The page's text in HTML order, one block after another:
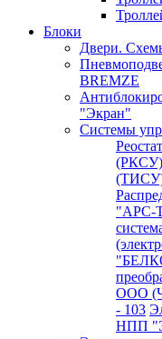
Блоки
Двери.
BREMZE
"Экран"
Системы
(РКСУ)
"АРС-
ООО
- 103
НПП